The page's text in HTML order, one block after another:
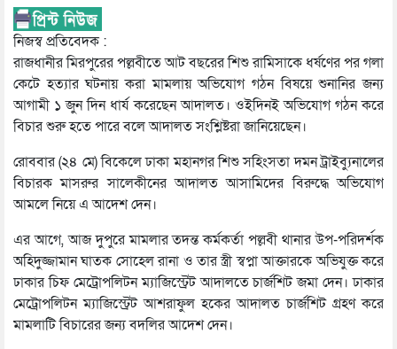
নিজস্ব প্রতিবেদক :
রাজধানীর মিরপুরের পল্লবীতে আট বছরের শিশু রামিসাকে ধর্ষণের পর গলা
কেটে হত্যার ঘটনায় করা মামলায় অভিযোগ গঠন বিষয়ে শুনানির জন্য
আগামী ১ জুন দিন ধার্য করেছেন আদালত। ওইদিনই অভিযোগ গঠন করে
বিচার শুরু হতে পারে বলে আদালত সংশ্লিষ্টরা জানিয়েছেন।
রোববার (২৪ মে) বিকেলে ঢাকা মহানগর শিশু সহিংসতা দমন ট্রাইব্যুনালের
বিচারক মাসরুর সালেকীনের আদালত আসামিদের বিরুদ্ধে অভিযোগ
আমলে নিয়ে এ আদেশ দেন।
এর আগে, আজ দুপুরে মামলার তদন্ত কর্মকর্তা পল্লবী থানার উপ-পরিদর্শক
অহিদুজ্জামান ঘাতক সোহেল রানা ও তার স্ত্রী স্বপ্না আক্তারকে অভিযুক্ত করে
ঢাকার চিফ মেট্রোপলিটন ম্যাজিস্ট্রেট আদালতে চার্জশিট জমা দেন। ঢাকার
মেট্রোপলিটন ম্যাজিস্ট্রেট আশরাফুল হকের আদালত চার্জশিট গ্রহণ করে
মামলাটি বিচারের জন্য বদলির আদেশ দেন।